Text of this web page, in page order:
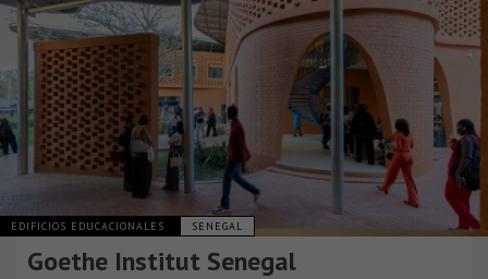
EDIFICIOS EDUCACIONALES SENEGAL
Goethe Institut Senegal